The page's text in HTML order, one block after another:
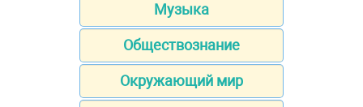
Музыка
Обществознание
Окружающий мир